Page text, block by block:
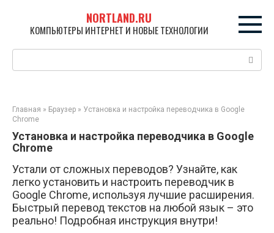
контенту
NORTLAND.RU
КОМПЬЮТЕРЫ ИНТЕРНЕТ И НОВЫЕ ТЕХНОЛОГИИ
Главная » Браузер » Установка и настройка переводчика в Google
Chrome
Установка и настройка переводчика в Google
Chrome
Устали от сложных переводов? Узнайте, как
легко установить и настроить переводчик в
Google Chrome, используя лучшие расширения.
Быстрый перевод текстов на любой язык – это
реально! Подробная инструкция внутри!